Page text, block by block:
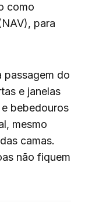
como
para
passagem do
e janelas
bebedouros
mesmo
camas.
não fiquem